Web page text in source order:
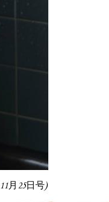
月25日号)